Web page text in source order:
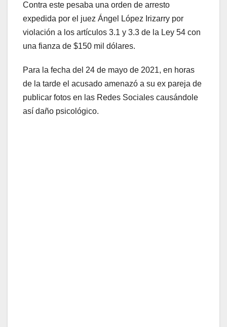
Contra este pesaba una orden de arresto
expedida por el juez Ángel López Irizarry por
violación a los artículos 3.1 y 3.3 de la Ley 54 con
una fianza de $150 mil dólares.
Para la fecha del 24 de mayo de 2021, en horas
de la tarde el acusado amenazó a su ex pareja de
publicar fotos en las Redes Sociales causándole
así daño psicológico.